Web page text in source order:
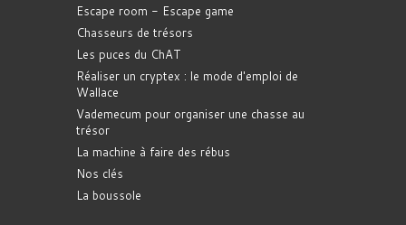
Escape room - Escape game
Chasseurs de trésors
Les puces du ChAT
Réaliser un cryptex : le mode d'emploi de
Wallace
Vademecum pour organiser une chasse au
trésor
La machine à faire des rébus
Nos clés
La boussole